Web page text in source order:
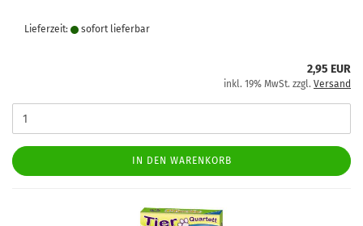
Lieferzeit: sofort lie­fer­bar
2,95 EUR
inkl. 19% MwSt. zzgl. Versand
IN DEN WARENKORB